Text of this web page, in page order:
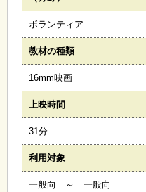
ち
覧
会
ボランティア
教材の種類
16mm映画
上映時間
31分
利用対象
一般向 ～ 一般向